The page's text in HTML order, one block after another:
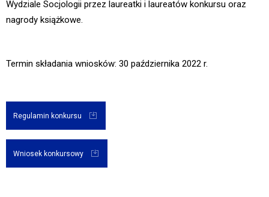
Wydziale Socjologii przez laureatki i laureatów konkursu oraz
nagrody książkowe.
Termin składania wniosków: 30 października 2022 r.
Regulamin konkursu
Wniosek konkursowy